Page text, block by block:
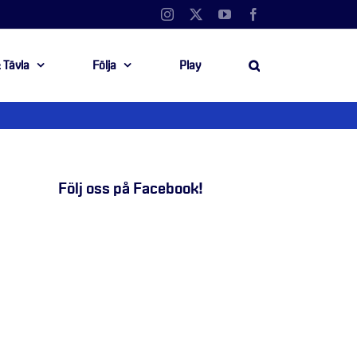
Instagram YouTube
Tävla Följa Play
Följ oss på Facebook!